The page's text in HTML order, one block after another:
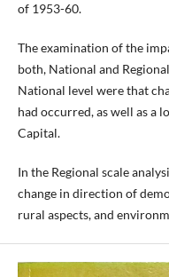
of 1953-60.
The examination of the
both, National and
National level were that
had occurred, as well as a
Capital.
In the Regional scale
change in direction of
rural aspects, and